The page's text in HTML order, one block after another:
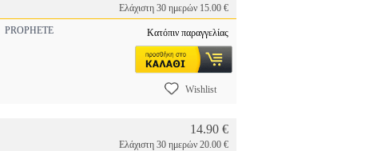
Ελάχιστη 30 ημερών 15.00 €
PROPHETE Κατόπιν παραγγελίας
Wishlist
14.90 €
Ελάχιστη 30 ημερών 20.00 €